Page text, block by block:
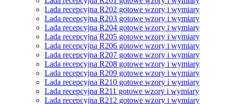
Lada recepcyjna R202 gotowe wzory i wymiary
Lada recepcyjna R203 gotowe wzory i wymiary
Lada recepcyjna R204 gotowe wzory i wymiary
Lada recepcyjna R205 gotowe wzory i wymiary
Lada recepcyjna R206 gotowe wzory i wymiary
Lada recepcyjna R207 gotowe wzory i wymiary
Lada recepcyjna R208 gotowe wzory i wymiary
Lada recepcyjna R209 gotowe wzory i wymiary
Lada recepcyjna R210 gotowe wzory i wymiary
Lada recepcyjna R211 gotowe wzory i wymiary
Lada recepcyjna R212 gotowe wzory i wymiary